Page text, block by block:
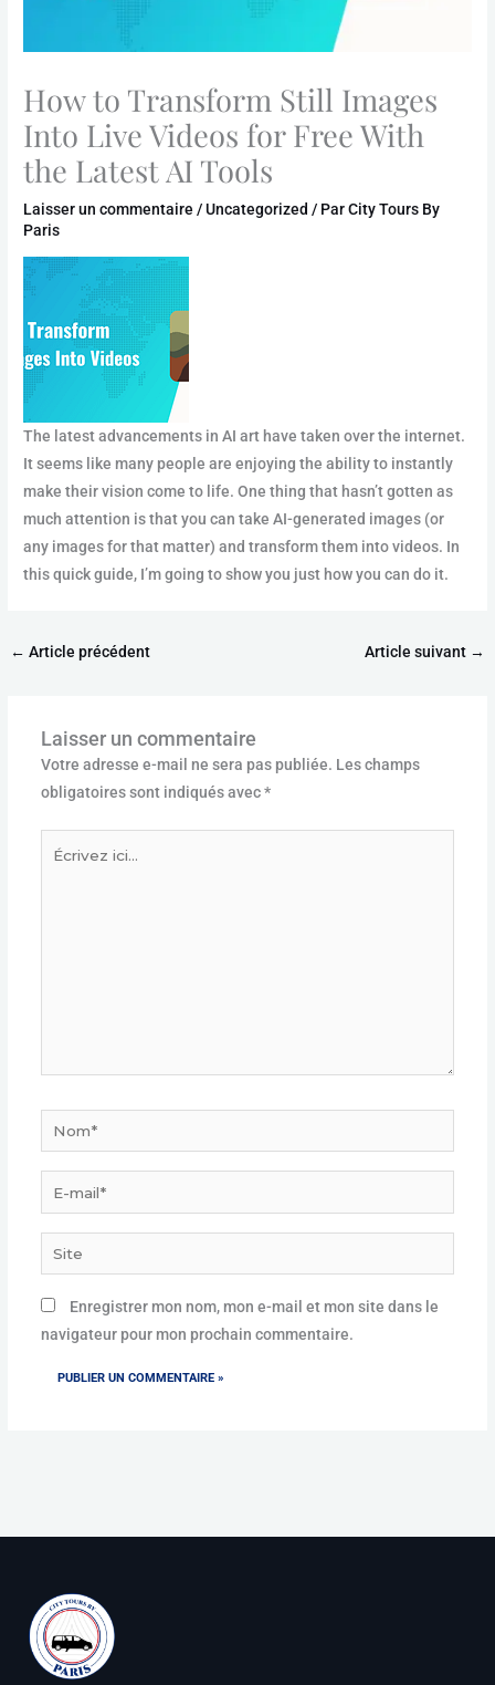
How to Transform Still Images
Into Live Videos for Free With
the Latest AI Tools
Laisser un commentaire /Uncategorized / ParCity Tours By
Paris
The latest advancements in AI art have taken over the internet.
It seems like many people are enjoying the ability to instantly
make their vision come to life. One thing that hasn’t gotten as
much attention is that you can take AI-generated images (or
any images for that matter) and transform them into videos. In
this quick guide, I’m going to show you just how you can do it.
← Article précédent Article suivant →
Laisser un commentaire
Votre adresse e-mail ne sera pas publiée. Les champs
obligatoires sont indiqués avec*
mail*
Site
Enregistrer mon nom, mon e-mail et mon site dans le
navigateur pour mon prochain commentaire.